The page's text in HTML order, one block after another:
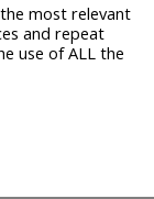
işlemini de …
most relevant
and repeat
use of ALL the